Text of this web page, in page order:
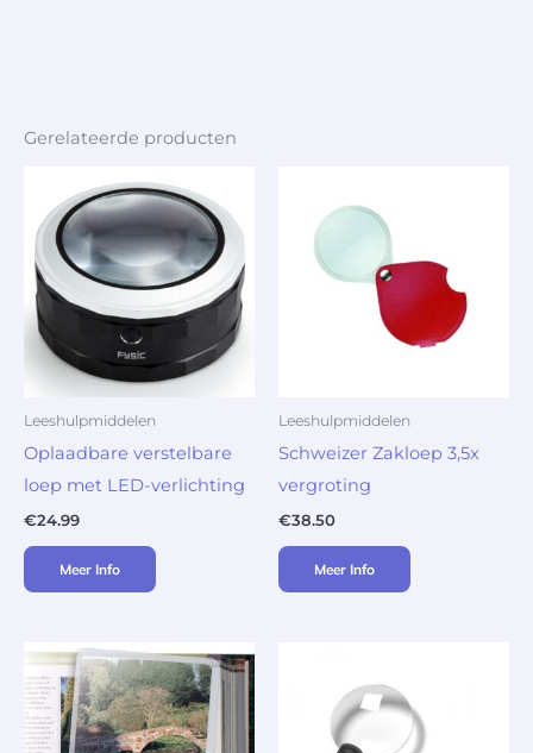
Gerelateerde producten
Leeshulpmiddelen
Oplaadbare verstelbare
loep met LED-verlichting
€24.99
Meer Info
Leeshulpmiddelen
Schweizer Zakloep 3,5x
vergroting
€38.50
Meer Info